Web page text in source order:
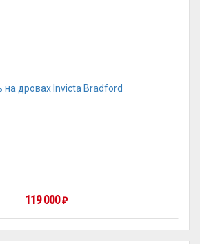
119 000₽